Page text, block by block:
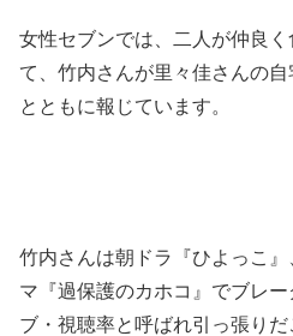
女性セブンでは、二人が仲良
て、竹内さんが里々佳さんの
とともに報じています。
竹内さんは朝ドラ『ひよっこ
マ『過保護のカホコ』でブレ
ブ・視聴率と呼ばれ引っ張り